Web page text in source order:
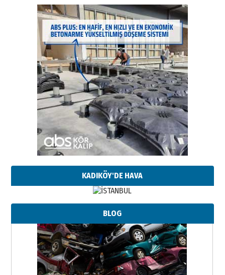
KADIKÖY'DE HAVA
BLOG